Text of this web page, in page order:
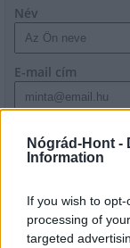
Nógrád-Hont -
Information
If you wish to
processing of
targeted
Név
E-mail cím
szabályzatot!